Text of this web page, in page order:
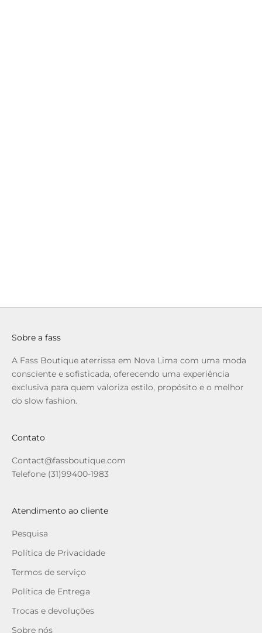
Sobre a fass
A Fass Boutique aterrissa em Nova Lima com uma moda
consciente e sofisticada, oferecendo uma experiência
exclusiva para quem valoriza estilo, propósito e o melhor
do slow fashion.
Contato
Contact@fassboutique.com
Telefone (31)99400-1983
Atendimento ao cliente
Pesquisa
Política de Privacidade
Termos de serviço
Política de Entrega
Trocas e devoluções
Sobre nós